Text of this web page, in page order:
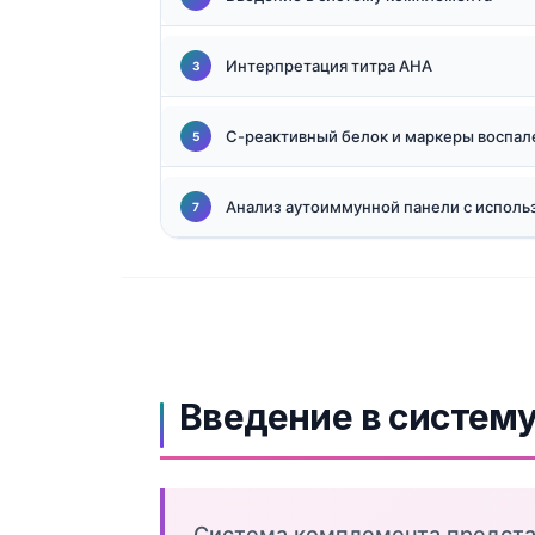
Интерпретация титра АНА
С-реактивный белок и маркеры
Анализ аутоиммунной панели с
Введение в
Lietuvių kalba
বাংলা
اردو
తెలుగు